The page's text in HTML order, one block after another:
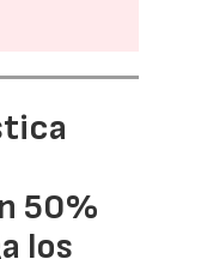
50%
los